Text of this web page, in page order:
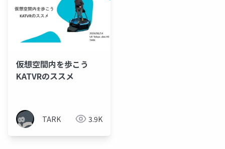
仮想空間内を歩こう
KATVRのススメ
TARK 3.9K